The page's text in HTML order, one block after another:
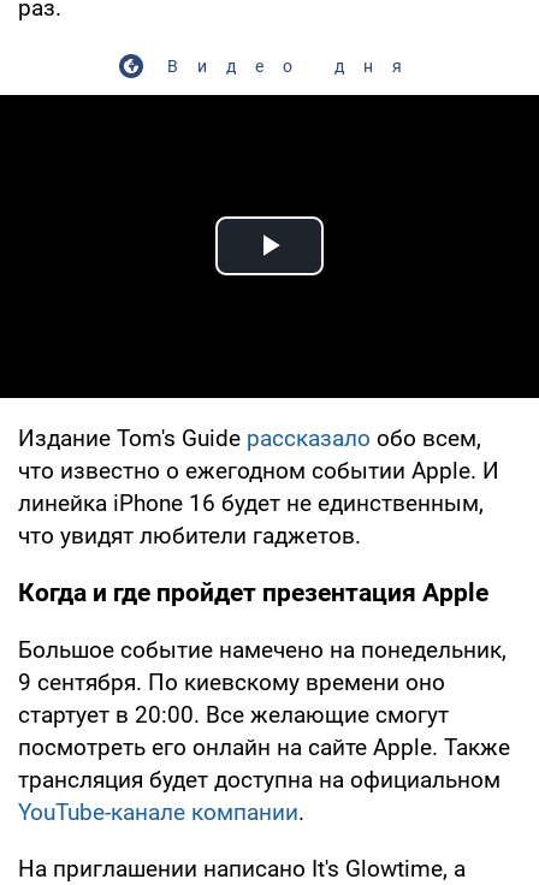
раз.
Видео дня
Play Video
Издание Tom's Guide рассказало обо всем,
что известно о ежегодном событии Apple. И
линейка iPhone 16 будет не единственным,
что увидят любители гаджетов.
Когда и где пройдет презентация Apple
Большое событие намечено на понедельник,
9 сентября. По киевскому времени оно
стартует в 20:00. Все желающие смогут
посмотреть его онлайн на сайте Apple. Также
трансляция будет доступна на официальном
YouTube-канале компании.
На приглашении написано It's Glowtime, а